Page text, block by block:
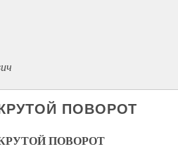
ПОВОРОТ
ПОВОРОТ